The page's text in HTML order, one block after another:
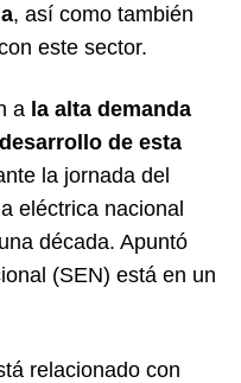
, así como también
este sector.
a la alta demanda
de esta
la jornada del
eléctrica nacional
década. Apuntó
(SEN) está en un
relacionado con